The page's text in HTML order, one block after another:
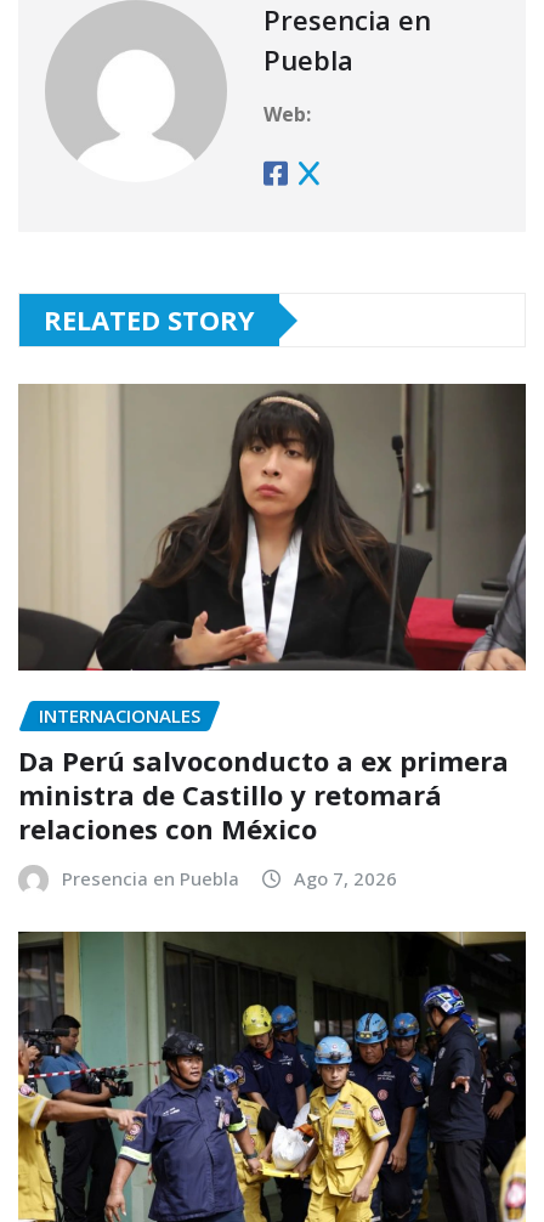
Presencia en
Puebla
Web:
RELATED STORY
INTERNACIONALES
Da Perú salvoconducto a ex primera
ministra de Castillo y retomará
relaciones con México
Presencia en Puebla Ago 7, 2026